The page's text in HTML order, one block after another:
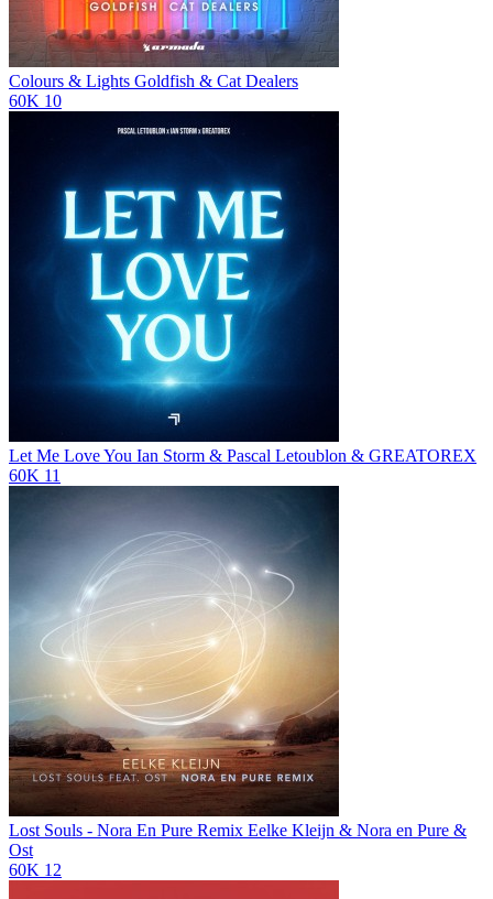
Colours & Lights Goldfish & Cat Dealers
60K 10
Let Me Love You Ian Storm & Pascal Letoublon & GREATOREX
60K 11
Lost Souls - Nora En Pure Remix Eelke Kleijn & Nora en Pure &
Ost
60K 12